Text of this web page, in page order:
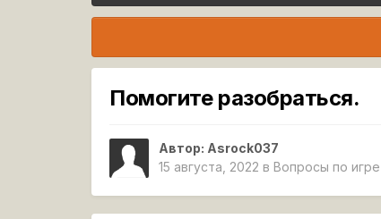
Помогите разобраться.
Автор: Asrock037
15 августа, 2022 в Вопросы по игре